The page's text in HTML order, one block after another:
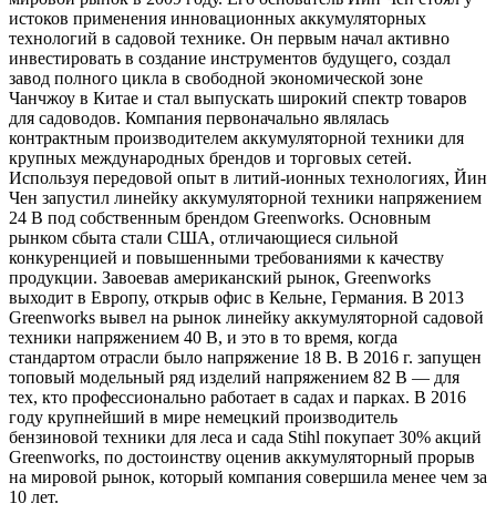
истоков применения инновационных аккумуляторных
технологий в садовой технике. Он первым начал активно
инвестировать в создание инструментов будущего, создал
завод полного цикла в свободной экономической зоне
Чанчжоу в Китае и стал выпускать широкий спектр товаров
для садоводов. Компания первоначально являлась
контрактным производителем аккумуляторной техники для
крупных международных брендов и торговых сетей.
Используя передовой опыт в литий-ионных технологиях, Йин
Чен запустил линейку аккумуляторной техники напряжением
24 В под собственным брендом Greenworks. Основным
рынком сбыта стали США, отличающиеся сильной
конкуренцией и повышенными требованиями к качеству
продукции. Завоевав американский рынок, Greenworks
выходит в Европу, открыв офис в Кельне, Германия. В 2013
Greenworks вывел на рынок линейку аккумуляторной садовой
техники напряжением 40 В, и это в то время, когда
стандартом отрасли было напряжение 18 В. В 2016 г. запущен
топовый модельный ряд изделий напряжением 82 В — для
тех, кто профессионально работает в садах и парках. В 2016
году крупнейший в мире немецкий производитель
бензиновой техники для леса и сада Stihl покупает 30% акций
Greenworks, по достоинству оценив аккумуляторный прорыв
на мировой рынок, который компания совершила менее чем за
10 лет.